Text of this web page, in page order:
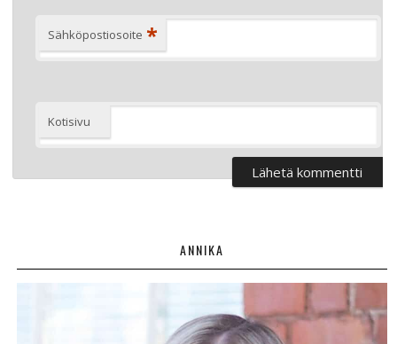
Sähköpostiosoite *
Kotisivu
ANNIKA